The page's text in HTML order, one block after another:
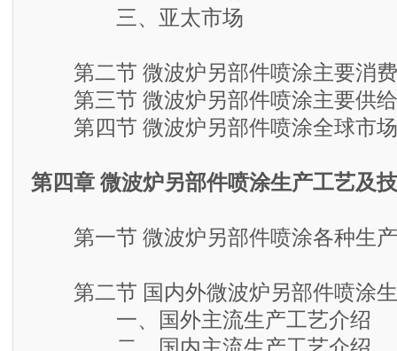
三、亚太市场
第二节 微波炉另部件喷涂主要消
第三节 微波炉另部件喷涂主要供
第四节 微波炉另部件喷涂全球市场
第四章 微波炉另部件喷涂生产工艺及
第一节 微波炉另部件喷涂各种生产
第二节 国内外微波炉另部件喷涂生
一、国外主流生产工艺介绍